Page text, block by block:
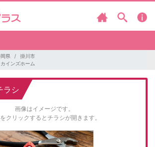
県
掛川市
カインズホーム
ラシ
画像はイメージです。
クリックするとチラシが開きます。